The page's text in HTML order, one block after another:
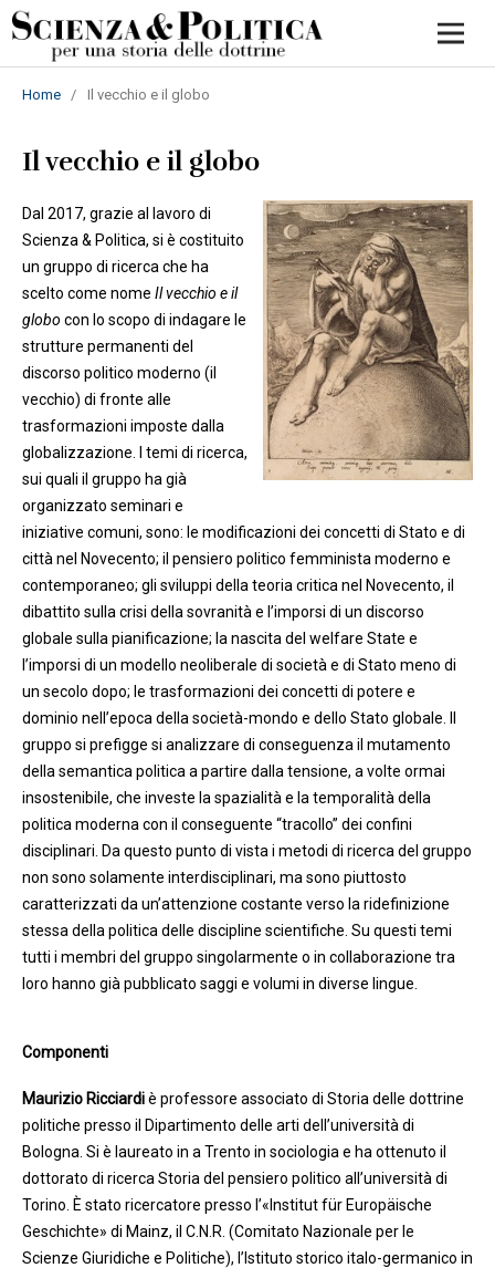
Home / Il vecchio e il globo
Il vecchio e il globo
Dal 2017, grazie al lavoro di
Scienza & Politica, si è costituito
un gruppo di ricerca che ha
scelto come nome Il vecchio e il
globo con lo scopo di indagare le
strutture permanenti del
discorso politico moderno (il
vecchio) di fronte alle
trasformazioni imposte dalla
globalizzazione. I temi di ricerca,
sui quali il gruppo ha già
organizzato seminari e
iniziative comuni, sono: le modificazioni dei concetti di Stato e di
città nel Novecento; il pensiero politico femminista moderno e
contemporaneo; gli sviluppi della teoria critica nel Novecento, il
dibattito sulla crisi della sovranità e l’imporsi di un discorso
globale sulla pianificazione; la nascita del welfare State e
l’imporsi di un modello neoliberale di società e di Stato meno di
un secolo dopo; le trasformazioni dei concetti di potere e
dominio nell’epoca della società-mondo e dello Stato globale. Il
gruppo si prefigge si analizzare di conseguenza il mutamento
della semantica politica a partire dalla tensione, a volte ormai
insostenibile, che investe la spazialità e la temporalità della
politica moderna con il conseguente “tracollo” dei confini
disciplinari. Da questo punto di vista i metodi di ricerca del gruppo
non sono solamente interdisciplinari, ma sono piuttosto
caratterizzati da un’attenzione costante verso la ridefinizione
stessa della politica delle discipline scientifiche. Su questi temi
tutti i membri del gruppo singolarmente o in collaborazione tra
loro hanno già pubblicato saggi e volumi in diverse lingue.
Componenti
Maurizio Ricciardiè professore associato di Storia delle dottrine
politiche presso il Dipartimento delle arti dell’università di
Bologna. Si è laureato in a Trento in sociologia e ha ottenuto il
dottorato di ricerca Storia del pensiero politico all’università di
Torino. È stato ricercatore presso l’«Institut für Europäische
Geschichte» di Mainz, il C.N.R. (Comitato Nazionale per le
Scienze Giuridiche e Politiche), l’Istituto storico italo-germanico in